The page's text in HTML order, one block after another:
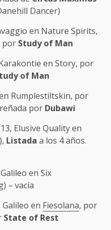
Dancer)
en Nature Spirits,
por Study of Man
en Story, por
of Man
Rumplestiltskin, por
por Dubawi
Elusive Quality en
Listada a los 4 años.
en Six
– vacía
en Fiesolana, por
State of Rest